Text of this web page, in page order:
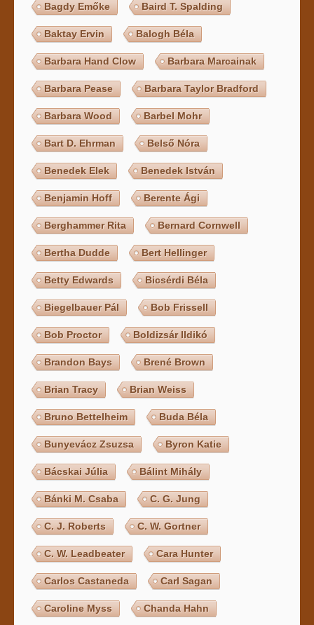
Bagdy Emőke Baird T. Spalding
Baktay Ervin Balogh Béla
Barbara Hand Clow Barbara Marcainak
Barbara Pease Barbara Taylor Bradford
Barbara Wood Barbel Mohr
Bart D. Ehrman Belső Nóra
Benedek Elek Benedek István
Benjamin Hoff Berente Ági
Berghammer Rita Bernard Cornwell
Bertha Dudde Bert Hellinger
Betty Edwards Bicsérdi Béla
Biegelbauer Pál Bob Frissell
Bob Proctor Boldizsár Ildikó
Brandon Bays Brené Brown
Brian Tracy Brian Weiss
Bruno Bettelheim Buda Béla
Bunyevácz Zsuzsa Byron Katie
Bácskai Júlia Bálint Mihály
Bánki M. Csaba C. G. Jung
C. J. Roberts C. W. Gortner
C. W. Leadbeater Cara Hunter
Carlos Castaneda Carl Sagan
Caroline Myss Chanda Hahn